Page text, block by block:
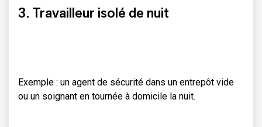
3. Travailleur isolé de nuit
Exemple : un agent de sécurité dans un entrepôt vide
ou un soignant en tournée à domicile la nuit.